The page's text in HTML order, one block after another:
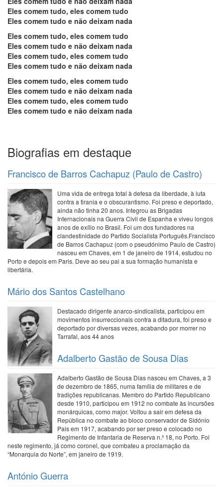
Eles comem tudo, eles comem tudo
Eles comem tudo e não deixam nada
Eles comem tudo, eles comem tudo
Eles comem tudo e não deixam nada
Eles comem tudo, eles comem tudo
Eles comem tudo e não deixam nada
Eles comem tudo, eles comem tudo
Eles comem tudo e não deixam nada
Eles comem tudo, eles comem tudo
Eles comem tudo e não deixam nada
Biografias em destaque
Francisco de Barros Cachapuz (Paulo de Castro)
Uma vida de entrega total à defesa da liberdade, à luta
contra a tirania e o obscurantismo. Foi preso e deportado,
ainda não tinha 20 anos. Integrou as Brigadas
Internacionais na Guerra Civil de Espanha e viveu longos
anos de exílio no Brasil. Foi um dos fundadores na
clandestinidade do Partido Socialista Português.Francisco
de Barros Cachapuz (com o pseudónimo Paulo de Castro)
nasceu em Chaves, em 1 de janeiro de 1914, estudou no
Porto e depois em Paris. Deve ao seu pai a sua formação humanista e
libertária.
Mário dos Santos Castelhano
Destacado dirigente anarco-sindicalista, participou em
movimentos insurreccionais contra a ditadura, foi preso e
deportado por diversas vezes, acabando por morrer no
Tarrafal, aos 44 anos
Adalberto Gastão de Sousa Dias
Adalberto Gastão de Sousa Dias nasceu em Chaves, a 3
de dezembro de 1865, numa família de militares e de
tradições republicanas. Membro do Partido Republicano
desde 1910, participou em 1912 no combate às incursões
monárquicas, como major. Voltou a sair em defesa da
República no combate ao bloco conservador de Sidónio
Pais em 1917, acabando por ser preso e colocado no
Regimento de Infantaria de Reserva n.º 18, no Porto. Foi
neste regimento, já como coronel, que combateu a proclamação da
“Monarquia do Norte”, em janeiro de 1919.
António Guerra